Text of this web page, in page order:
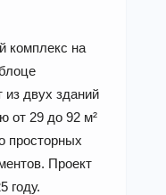
комплекс на
из двух зданий
от 29 до 92 м²
просторных
Проект
году.